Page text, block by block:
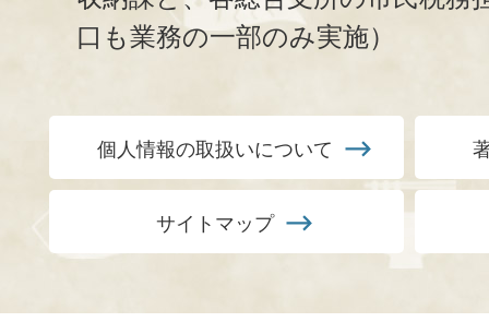
口も業務の一部のみ実施）
個人情報の取扱いについて
サイトマップ